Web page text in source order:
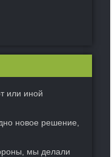
или иной
новое решение,
мы делали